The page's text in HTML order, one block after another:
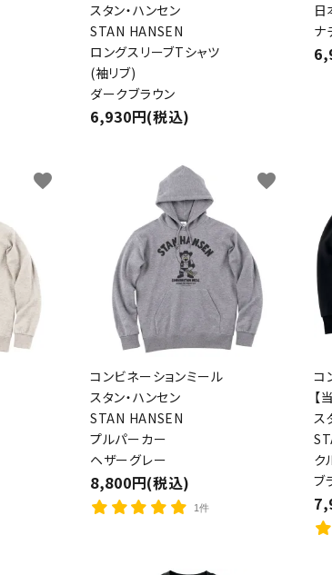
スタン・ハンセン
STAN HANSEN
ロングスリーブTシャツ
(袖リブ)
ダークブラウン
6,930円(税込)
日
ナ
favorite
コンビネーションミール
スタン・ハンセン
STAN HANSEN
プルパーカー
ヘザーグレー
8,800円(税込)
1件
favorite
コ
【
ス
ク
ブ